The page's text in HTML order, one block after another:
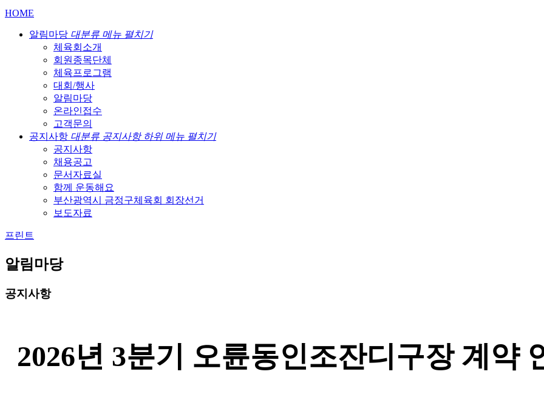
HOME
알림마당 대분류 메뉴 펼치기
체육회소개
회원종목단체
체육프로그램
대회/행사
알림마당
온라인접수
고객문의
공지사항 대분류 공지사항 하위 메뉴 펼치기
공지사항
채용공고
문서자료실
함께 운동해요
부산광역시 금정구체육회 회장선거
보도자료
프린트
알림마당
공지사항
2026년 3분기 오륜동인조잔디구장 계약